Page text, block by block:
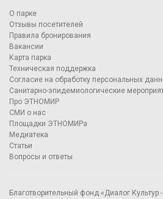
О парке
Отзывы посетителей
Правила бронирования
Вакансии
Карта парка
Техническая поддержка
Согласие на обработку персональных
Санитарно-эпидемиологические
Про ЭТНОМИР
СМИ о нас
Площадки ЭТНОМИРа
Медиатека
Статьи
Вопросы и ответы
Благотворительный фонд «Диалог